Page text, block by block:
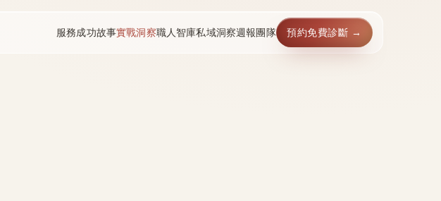
服務成功故事實戰洞察職人智庫私域洞察週報團隊 預約免費診斷 →